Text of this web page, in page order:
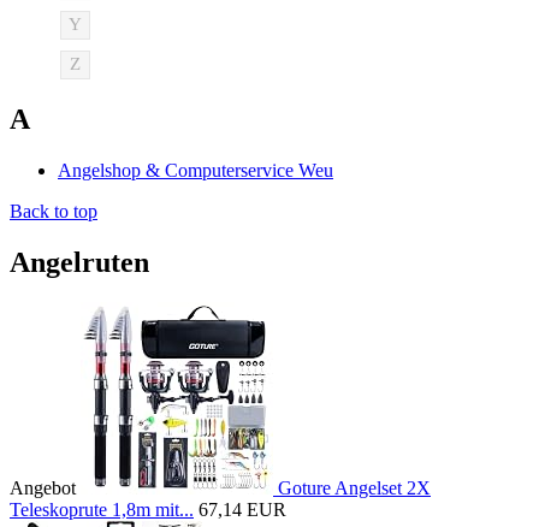
Y
Z
A
Angelshop & Computerservice Weu
Back to top
Angelruten
Angebot
Goture Angelset 2X
Teleskoprute 1,8m mit... 67,14 EUR